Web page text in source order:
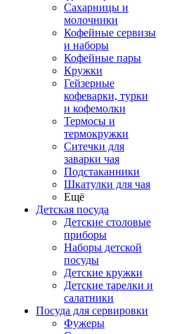
Сахарницы и
молочники
Кофейные сервизы
и наборы
Кофейные пары
Кружки
Гейзерные
кофеварки, турки
и кофемолки
Термосы и
термокружки
Ситечки для
заварки чая
Подстаканники
Шкатулки для чая
Ещё
Детская посуда
Детские столовые
приборы
Наборы детской
посуды
Детские кружки
Детские тарелки и
салатники
Посуда для сервировки
Фужеры